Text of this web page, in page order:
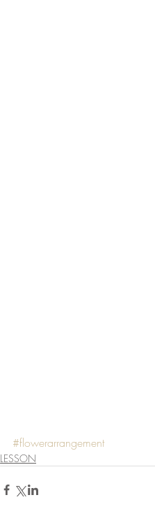
#flowerarrangement
LESSON